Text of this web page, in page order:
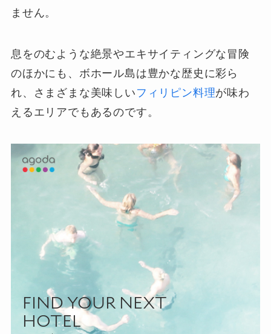
ません。
息をのむような絶景やエキサイティングな冒険
のほかにも、ボホール島は豊かな歴史に彩ら
れ、さまざまな美味しい フィリピン料理が味わ
えるエリアでもあるのです。